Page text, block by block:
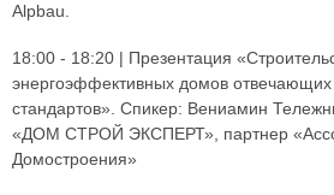
Alpbau.
18:00 - 18:20 | Презентация
энергоэффективных домов
стандартов». Спикер: Вениамин
«ДОМ СТРОЙ ЭКСПЕРТ», партнер
Домостроения»